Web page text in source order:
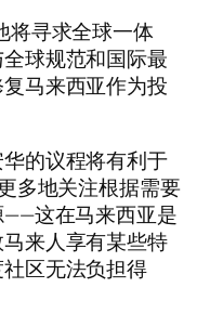
将寻求全球一体
球规范和国际最
马来西亚作为投
的议程将有利于
多地关注根据需要
这在马来西亚是
来人享有某些特
区无法负担得